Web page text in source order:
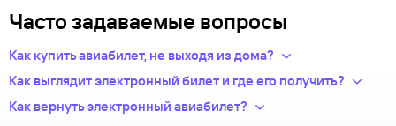
Часто задаваемые вопросы
Как купить авиабилет, не выходя из дома?
Укажите в нужных полях маршрут, дату поездки и число
из предложений сотен авиакомпаний.
Как выглядит электронный билет и где его получить?
После оплаты на сайте, в базе данных авиакомпании
Как вернуть электронный авиабилет?